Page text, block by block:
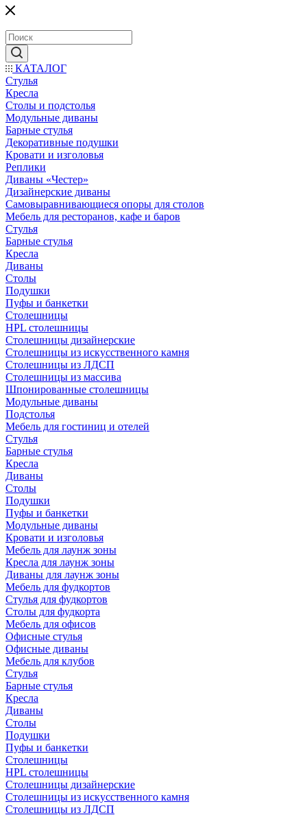
КАТАЛОГ
Стулья
Кресла
Столы и подстолья
Модульные диваны
Барные стулья
Декоративные подушки
Кровати и изголовья
Реплики
Диваны «Честер»
Дизайнерские диваны
Самовыравнивающиеся опоры для столов
Мебель для ресторанов, кафе и баров
Стулья
Барные стулья
Кресла
Диваны
Столы
Подушки
Пуфы и банкетки
Столешницы
HPL столешницы
Столешницы дизайнерские
Столешницы из искусственного камня
Столешницы из ЛДСП
Столешницы из массива
Шпонированные столешницы
Модульные диваны
Подстолья
Мебель для гостиниц и отелей
Стулья
Барные стулья
Кресла
Диваны
Столы
Подушки
Пуфы и банкетки
Модульные диваны
Кровати и изголовья
Мебель для лаунж зоны
Кресла для лаунж зоны
Диваны для лаунж зоны
Мебель для фудкортов
Стулья для фудкортов
Столы для фудкорта
Мебель для офисов
Офисные стулья
Офисные диваны
Мебель для клубов
Стулья
Барные стулья
Кресла
Диваны
Столы
Подушки
Пуфы и банкетки
Столешницы
HPL столешницы
Столешницы дизайнерские
Столешницы из искусственного камня
Столешницы из ЛДСП